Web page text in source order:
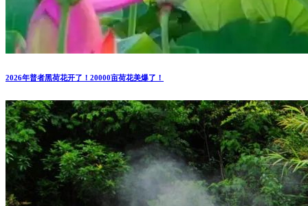
2026年普者黑荷花开了！20000亩荷花美爆了！